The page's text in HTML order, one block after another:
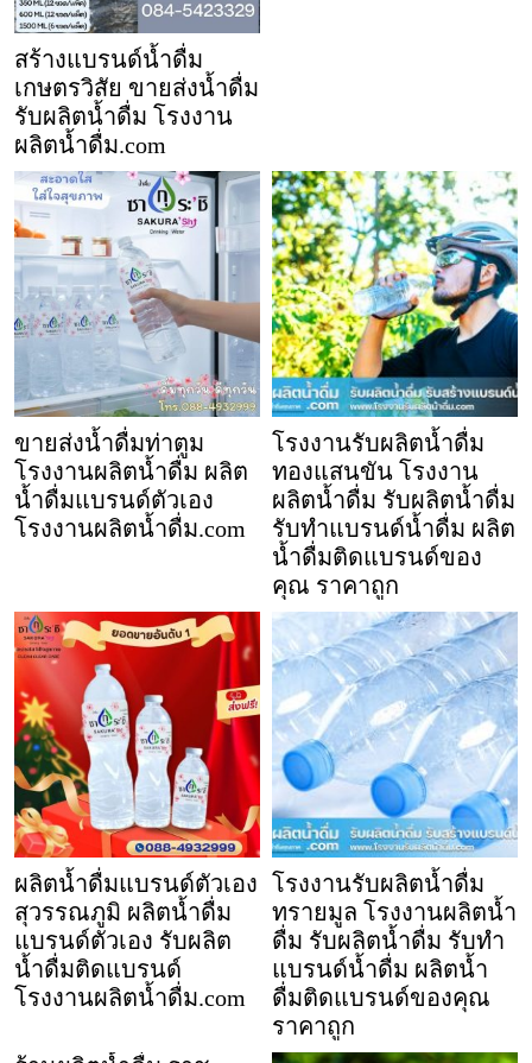
สร้างแบรนด์น้ำดื่ม
เกษตรวิสัย ขายส่งน้ำดื่ม
รับผลิตน้ำดื่ม โรงงาน
ผลิตน้ำดื่ม.com
ขายส่งน้ำดื่มท่าตูม
โรงงานผลิตน้ำดื่ม ผลิต
น้ำดื่มแบรนด์ตัวเอง
โรงงานผลิตน้ำดื่ม.com
โรงงานรับผลิตน้ำดื่ม
ทองแสนขัน โรงงาน
ผลิตน้ำดื่ม รับผลิตน้ำดื่ม
รับทำแบรนด์น้ำดื่ม ผลิต
น้ำดื่มติดแบรนด์ของ
คุณ ราคาถูก
ผลิตน้ำดื่มแบรนด์ตัวเอง
สุวรรณภูมิ ผลิตน้ำดื่ม
แบรนด์ตัวเอง รับผลิต
น้ำดื่มติดแบรนด์
โรงงานผลิตน้ำดื่ม.com
โรงงานรับผลิตน้ำดื่ม
ทรายมูล โรงงานผลิตน้ำ
ดื่ม รับผลิตน้ำดื่ม รับทำ
แบรนด์น้ำดื่ม ผลิตน้ำ
ดื่มติดแบรนด์ของคุณ
ราคาถูก